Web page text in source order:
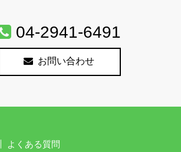
04-2941-6491
お問い合わせ
よくある質問